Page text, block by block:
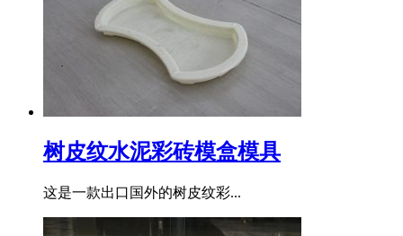
树皮纹水泥彩砖模盒模具
这是一款出口国外的树皮纹彩...